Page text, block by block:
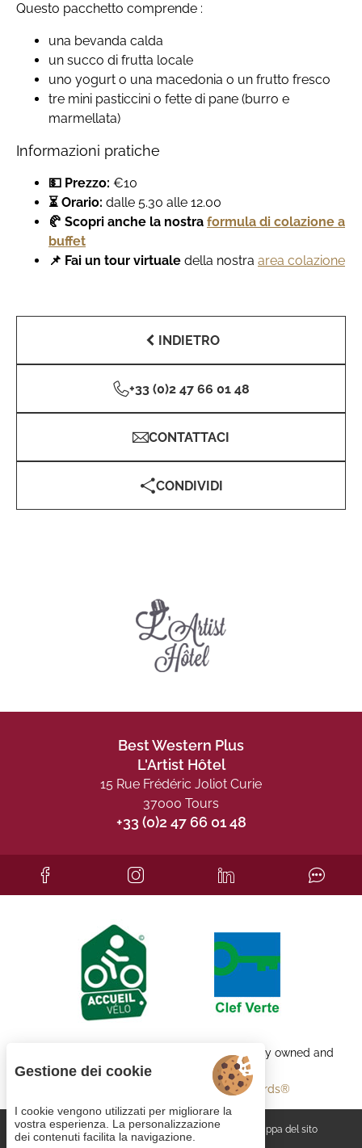
Questo pacchetto comprende :
una bevanda calda
un succo di frutta locale
uno yogurt o una macedonia o un frutto fresco
tre mini pasticcini o fette di pane (burro e
marmellata)
Informazioni pratiche
💵 Prezzo: €10
⏳ Orario: dalle 5.30 alle 12.00
🥐 Scopri anche la nostra formula di colazione a
buffet
📌 Fai un tour virtuale della nostra area colazione
INDIETRO
+33 (0)2 47 66 01 48
CONTATTACI
CONDIVIDI
Best Western Plus
L'Artist Hôtel
15 Rue Frédéric Joliot Curie
37000 Tours
+33 (0)2 47 66 01 48
Each BWH℠ Hotels property is independently owned and
Best Western Rewards®
Gestione dei cookie CGV Note legali
Mappa del sito
Juliana Web créateur
Gestione dei cookie
I cookie vengono utilizzati per migliorare la
vostra esperienza. La personalizzazione
dei contenuti facilita la navigazione.